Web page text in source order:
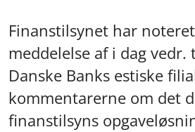
Finanstilsynet har noteret
meddelelse af i dag vedr.
Danske Banks estiske
kommentarerne om det
finanstilsyns